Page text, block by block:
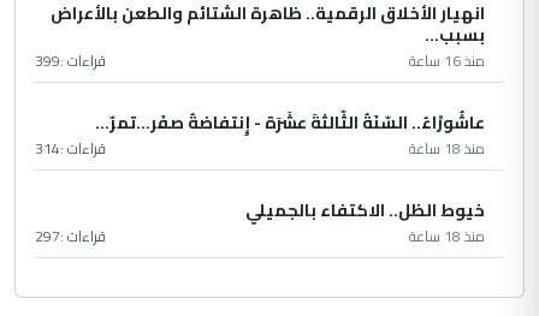
انهيار الأخلاق الرقمية.. ظاهرة الشتائم والطعن بالأعراض
بسبب...
منذ 16 ساعة قراءات :399
عاشُورْاءُ.. السّنَةُ الثّالثةَ عشَرَة - إِنتفاضةُ صفَر…تمرّ...
منذ 18 ساعة قراءات :314
خيوط الظل.. الاكتفاء بالجميلي
منذ 18 ساعة قراءات :297